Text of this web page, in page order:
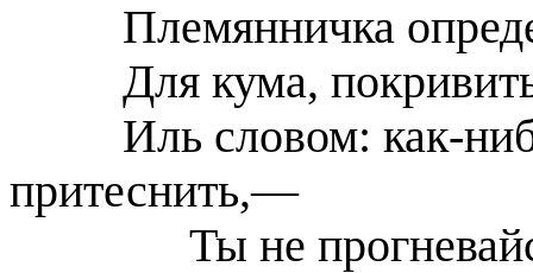
Племянничка
Для кума,
Иль словом: как-
притеснить,—
Ты не